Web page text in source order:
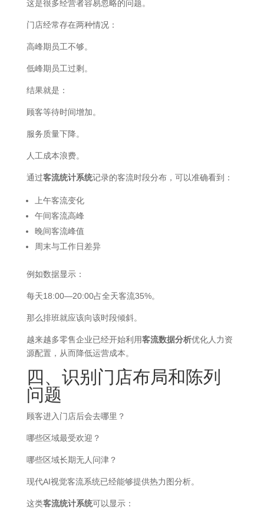
这是很多经营者容易忽略的问题。
门店经常存在两种情况：
高峰期员工不够。
低峰期员工过剩。
结果就是：
顾客等待时间增加。
服务质量下降。
人工成本浪费。
通过客流统计系统记录的客流时段分布，可以准确看到：
上午客流变化
午间客流高峰
晚间客流峰值
周末与工作日差异
例如数据显示：
每天18:00—20:00占全天客流35%。
那么排班就应该向该时段倾斜。
越来越多零售企业已经开始利用客流数据分析优化人力资
源配置，从而降低运营成本。
四、识别门店布局和陈列
问题
顾客进入门店后会去哪里？
哪些区域最受欢迎？
哪些区域长期无人问津？
现代AI视觉客流系统已经能够提供热力图分析。
这类客流统计系统可以显示：